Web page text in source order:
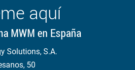
aquí
MWM en España
Solutions, S.A.
50